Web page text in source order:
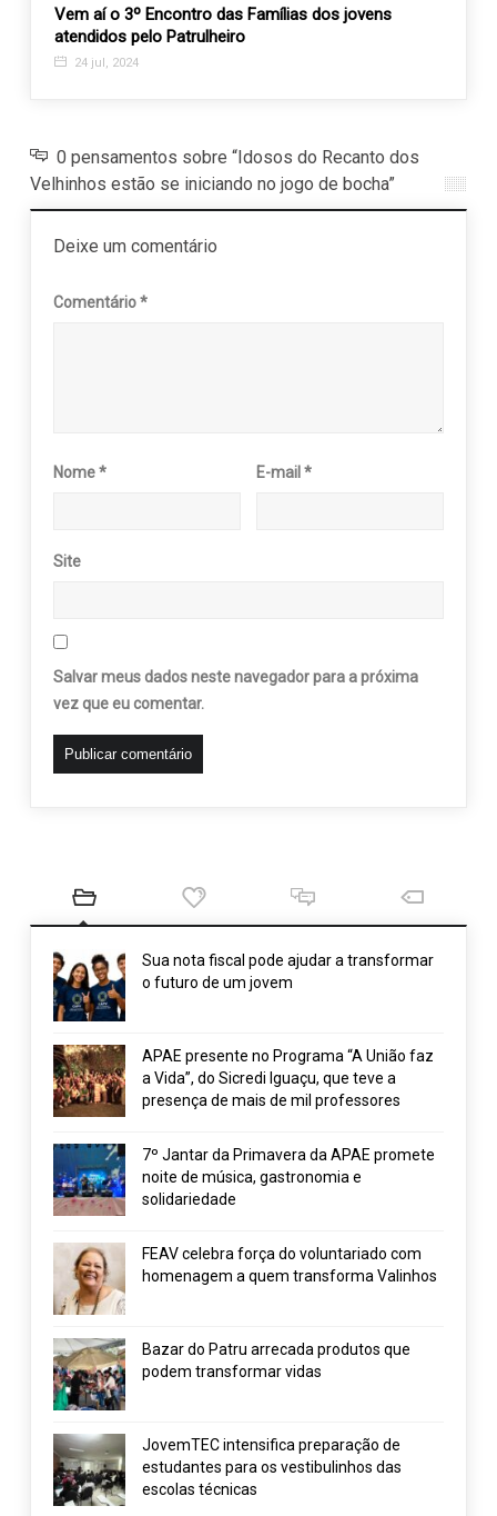
Vem aí o 3º Encontro das Famílias dos jovens
atendidos pelo Patrulheiro
24 jul, 2024
0 pensamentos sobre “Idosos do Recanto dos
Velhinhos estão se iniciando no jogo de bocha”
Deixe um comentário
Comentário*
Nome* E-mail*
Site
Salvar meus dados neste navegador para a próxima
vez que eu comentar.
Sua nota fiscal pode ajudar a transformar
o futuro de um jovem
APAE presente no Programa “A União faz
a Vida”, do Sicredi Iguaçu, que teve a
presença de mais de mil professores
7º Jantar da Primavera da APAE promete
noite de música, gastronomia e
solidariedade
FEAV celebra força do voluntariado com
homenagem a quem transforma Valinhos
Bazar do Patru arrecada produtos que
podem transformar vidas
JovemTEC intensifica preparação de
estudantes para os vestibulinhos das
escolas técnicas